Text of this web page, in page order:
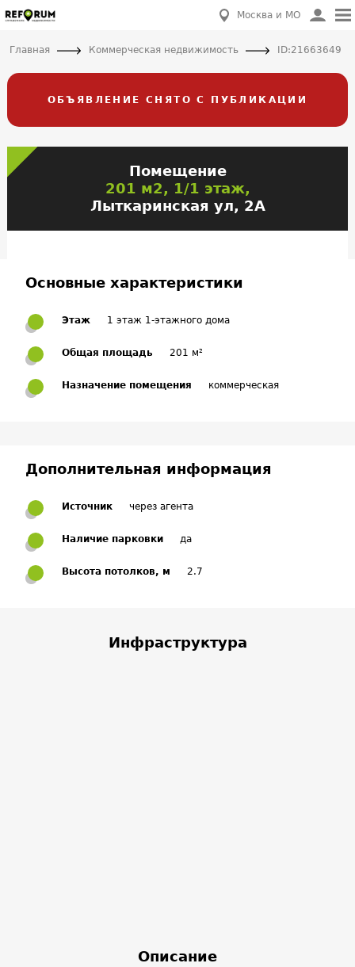
Москва и МО
Главная Коммерческая недвижимость ID:21663649
ОБЪЯВЛЕНИЕ СНЯТО С ПУБЛИКАЦИИ
Помещение
201 м2, 1/1 этаж,
Лыткаринская ул, 2А
Основные характеристики
Этаж 1 этаж 1-этажного дома
Общая площадь 201 м²
Назначение помещения коммерческая
Дополнительная информация
Источник через агента
Наличие парковки да
Высота потолков, м 2.7
Инфраструктура
Описание